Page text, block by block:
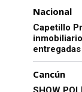
Nacional
Capetillo
entregadas
Cancún